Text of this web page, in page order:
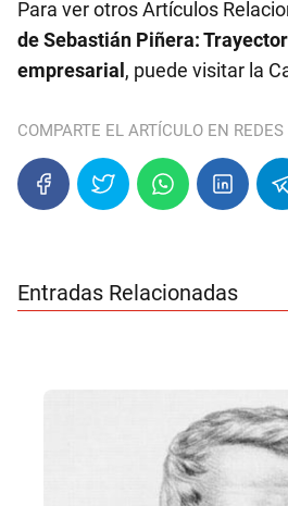
Para ver otros Artículos
de Sebastián Piñera:
empresarial , puede visitar la
COMPARTE EL ARTÍCULO EN
Entradas Relacionadas